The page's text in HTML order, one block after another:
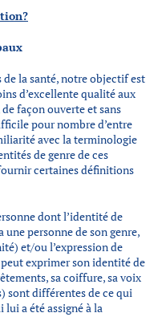
la santé, notre objectif est
d’excellente qualité aux
façon ouverte et sans
pour nombre d’entre
avec la terminologie
de genre de ces
certaines définitions
dont l’identité de
personne de son genre,
et/ou l’expression de
exprimer son identité de
sa coiffure, sa voix
sont différentes de ce qui
lui a été assigné à la